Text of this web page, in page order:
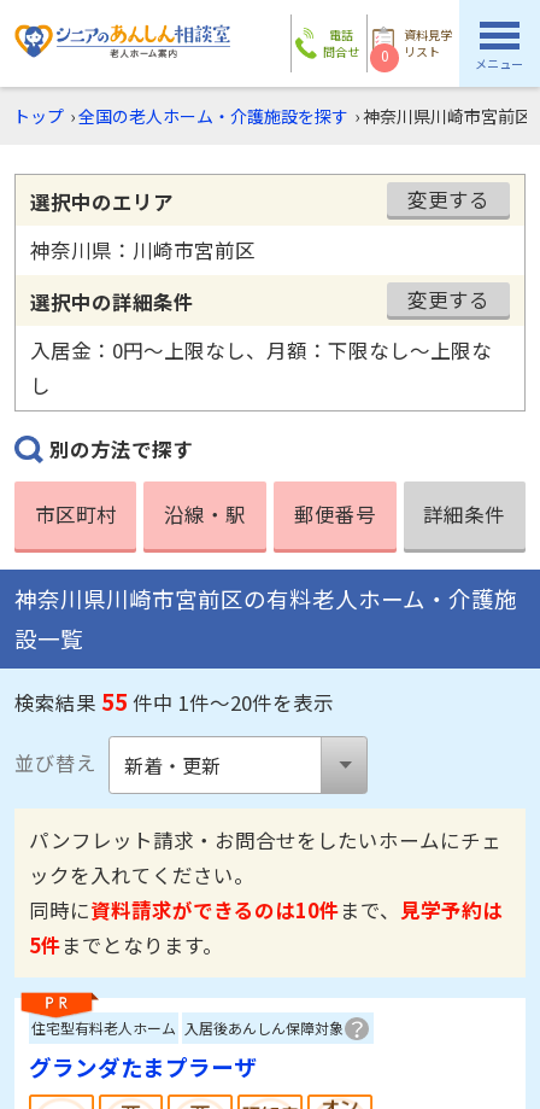
電話
問合せ
資料見学
リスト
0 メニュー
トップ ›全国の老人ホーム・介護施設を探す ›神奈川県川崎市宮前区
選択中のエリア
変更する
神奈川県：川崎市宮前区
選択中の詳細条件
変更する
入居金：0円〜上限なし、月額：下限なし〜上限な
し
別の方法で探す
市区町村 沿線・駅 郵便番号 詳細条件
神奈川県川崎市宮前区の有料老人ホーム・介護施
設一覧
検索結果 55 件中 1件～20件を表示
並び替え
パンフレット請求・お問合せをしたいホームにチェ
ックを入れてください。
同時に資料請求ができるのは10件まで、 見学予約は
5件までとなります。
住宅型有料老人ホーム 入居後あんしん保障対象
グランダたまプラーザ